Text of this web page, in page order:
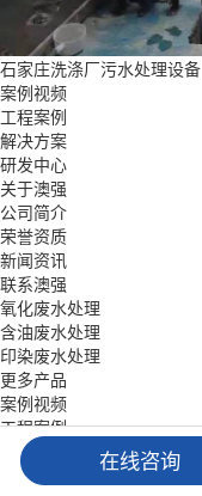
石家庄洗涤厂污水处理设备
案例视频
工程案例
解决方案
研发中心
关于澳强
公司简介
荣誉资质
新闻资讯
联系澳强
氧化废水处理
含油废水处理
印染废水处理
更多产品
案例视频
工程案例
解决方案
关于澳强
在线咨询